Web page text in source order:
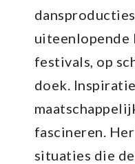
uiteenlopende
festivals, op
doek.
fascineren.
situaties die